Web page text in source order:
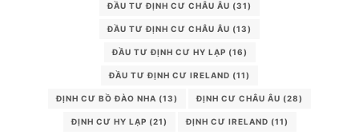
ĐẦU TƯ ĐỊNH CƯ CHÂU ÂU (31)
ĐẦU TƯ ĐỊNH CƯ CHÂU ÂU (13)
ĐẦU TƯ ĐỊNH CƯ HY LẠP (16)
ĐẦU TƯ ĐỊNH CƯ IRELAND (11)
ĐỊNH CƯ BỒ ĐÀO NHA (13) ĐỊNH CƯ CHÂU ÂU (28)
ĐỊNH CƯ HY LẠP (21) ĐỊNH CƯ IRELAND (11)